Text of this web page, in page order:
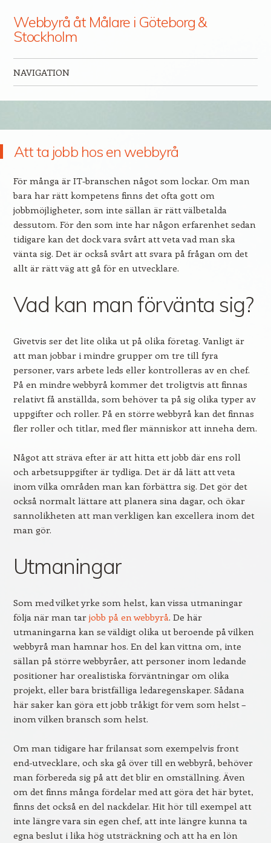
Webbyrå åt Målare i Göteborg &
Stockholm
NAVIGATION
Att ta jobb hos en webbyrå
För många är IT-branschen något som lockar. Om man
bara har rätt kompetens finns det ofta gott om
jobbmöjligheter, som inte sällan är rätt välbetalda
dessutom. För den som inte har någon erfarenhet sedan
tidigare kan det dock vara svårt att veta vad man ska
vänta sig. Det är också svårt att svara på frågan om det
allt är rätt väg att gå för en utvecklare.
Vad kan man förvänta sig?
Givetvis ser det lite olika ut på olika företag. Vanligt är
att man jobbar i mindre grupper om tre till fyra
personer, vars arbete leds eller kontrolleras av en chef.
På en mindre webbyrå kommer det troligtvis att finnas
relativt få anställda, som behöver ta på sig olika typer av
uppgifter och roller. På en större webbyrå kan det finnas
fler roller och titlar, med fler människor att inneha dem.
Något att sträva efter är att hitta ett jobb där ens roll
och arbetsuppgifter är tydliga. Det är då lätt att veta
inom vilka områden man kan förbättra sig. Det gör det
också normalt lättare att planera sina dagar, och ökar
sannolikheten att man verkligen kan excellera inom det
man gör.
Utmaningar
Som med vilket yrke som helst, kan vissa utmaningar
följa när man tar jobb på en webbyrå. De här
utmaningarna kan se väldigt olika ut beroende på vilken
webbyrå man hamnar hos. En del kan vittna om, inte
sällan på större webbyråer, att personer inom ledande
positioner har orealistiska förväntningar om olika
projekt, eller bara bristfälliga ledaregenskaper. Sådana
här saker kan göra ett jobb tråkigt för vem som helst –
inom vilken bransch som helst.
Om man tidigare har frilansat som exempelvis front
end-utvecklare, och ska gå över till en webbyrå, behöver
man förbereda sig på att det blir en omställning. Även
om det finns många fördelar med att göra det här bytet,
finns det också en del nackdelar. Hit hör till exempel att
inte längre vara sin egen chef, att inte längre kunna ta
egna beslut i lika hög utsträckning och att ha en lön